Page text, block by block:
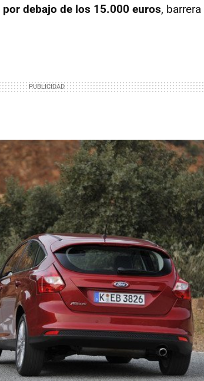
por debajo de los 15.000 euros,